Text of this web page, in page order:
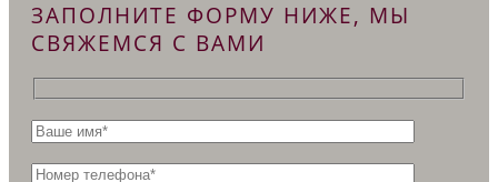
ЗАПОЛНИТЕ ФОРМУ НИЖЕ, МЫ
СВЯЖЕМСЯ С ВАМИ